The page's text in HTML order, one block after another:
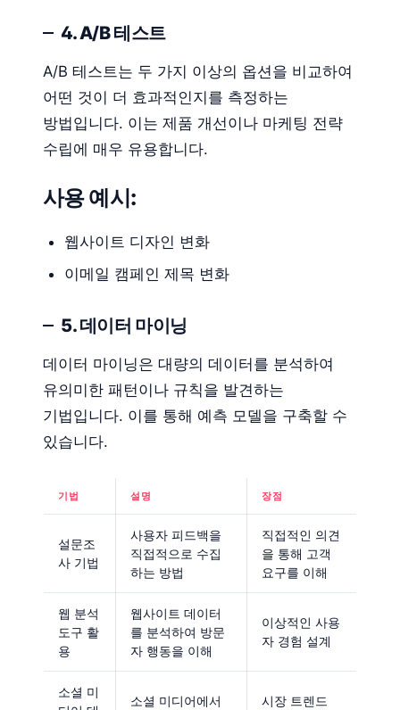
4. A/B 테스트
A/B 테스트는 두 가지 이상의 옵션을 비교하여
어떤 것이 더 효과적인지를 측정하는
방법입니다. 이는 제품 개선이나 마케팅 전략
수립에 매우 유용합니다.
사용 예시:
웹사이트 디자인 변화
이메일 캠페인 제목 변화
5. 데이터 마이닝
데이터 마이닝은 대량의 데이터를 분석하여
유의미한 패턴이나 규칙을 발견하는
기법입니다. 이를 통해 예측 모델을 구축할 수
있습니다.
기법 설명 장점
설문조
사 기법
사용자 피드백을
직접적으로 수집
하는 방법
직접적인 의견
을 통해 고객
요구를 이해
웹 분석
도구 활
용
웹사이트 데이터
를 분석하여 방문
자 행동을 이해
이상적인 사용
자 경험 설계
소셜 미
소셜 미디어에서 시장 트렌드